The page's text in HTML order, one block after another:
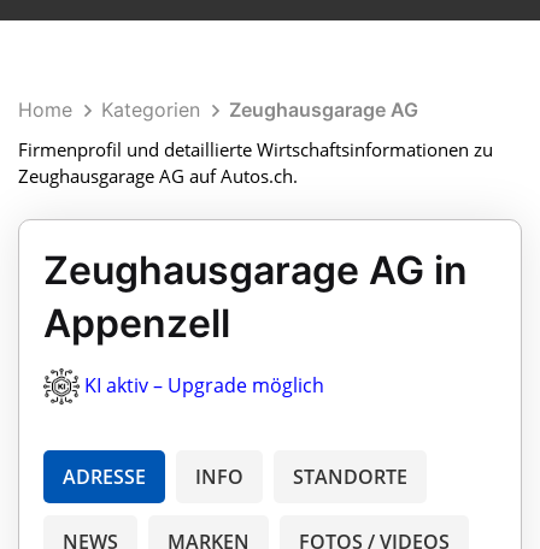
Home Kategorien
Zeughausgarage AG
Firmenprofil und detaillierte Wirtschaftsinformationen zu
Zeughausgarage AG auf Autos.ch.
Zeughausgarage AG in
Appenzell
KI aktiv – Upgrade möglich
ADRESSE INFO STANDORTE
NEWS MARKEN FOTOS / VIDEOS